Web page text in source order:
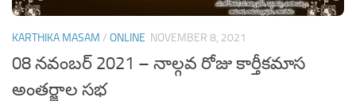
KARTHIKA MASAM / ONLINE NOVEMBER 8, 2021
08 నవంబర్ 2021 – నాల్గవ రోజు కార్తీకమాస
అంతర్జాల సభ